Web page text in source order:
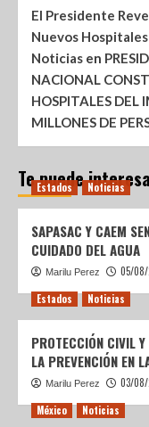
El Presidente
Nuevos
Noticias en
NACIONAL
HOSPITALES DEL
MILLONES DE
Te puede
Estados Noticias
SAPASAC Y CAEM
CUIDADO DEL AGUA
Marilu Perez 05/08/
Estados Noticias
PROTECCIÓN CIVIL
LA PREVENCIÓN EN
Marilu Perez 03/08/
México Noticias